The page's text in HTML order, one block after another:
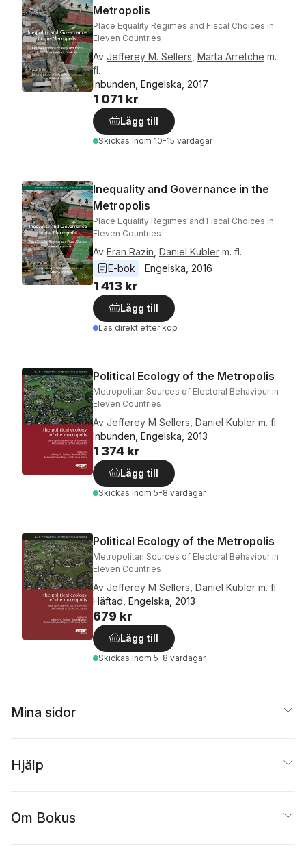
Metropolis
Place Equality Regimes and Fiscal Choices in
Eleven Countries
Av Jefferey M. Sellers Marta Arretche m.
fl.
Inbunden, Engelska, 2017
1 071 kr
Lägg till
Skickas inom 10-15 vardagar
Inequality and Governance in the
Metropolis
Place Equality Regimes and Fiscal Choices in
Eleven Countries
Av Eran Razin Daniel Kubler m. fl.
E-bok
Engelska 2016
1 413 kr
Lägg till
Läs direkt efter köp
Political Ecology of the Metropolis
Metropolitan Sources of Electoral Behaviour in
Eleven Countries
Av Jefferey M Sellers Daniel Kübler m. fl.
Inbunden, Engelska, 2013
1 374 kr
Lägg till
Skickas inom 5-8 vardagar
Political Ecology of the Metropolis
Metropolitan Sources of Electoral Behaviour in
Eleven Countries
Av Jefferey M Sellers Daniel Kübler m. fl.
Häftad, Engelska, 2013
679 kr
Lägg till
Skickas inom 5-8 vardagar
Mina sidor
Hjälp
Om Bokus